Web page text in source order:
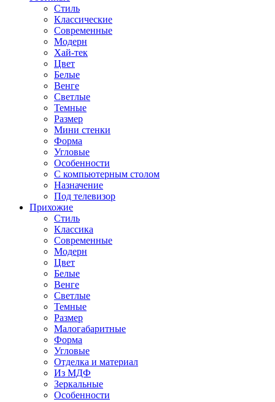
Стиль
Классические
Современные
Модерн
Хай-тек
Цвет
Белые
Венге
Светлые
Темные
Размер
Мини стенки
Форма
Угловые
Особенности
С компьютерным столом
Назначение
Под телевизор
Прихожие
Стиль
Классика
Современные
Модерн
Цвет
Белые
Венге
Светлые
Темные
Размер
Малогабаритные
Форма
Угловые
Отделка и материал
Из МДФ
Зеркальные
Особенности